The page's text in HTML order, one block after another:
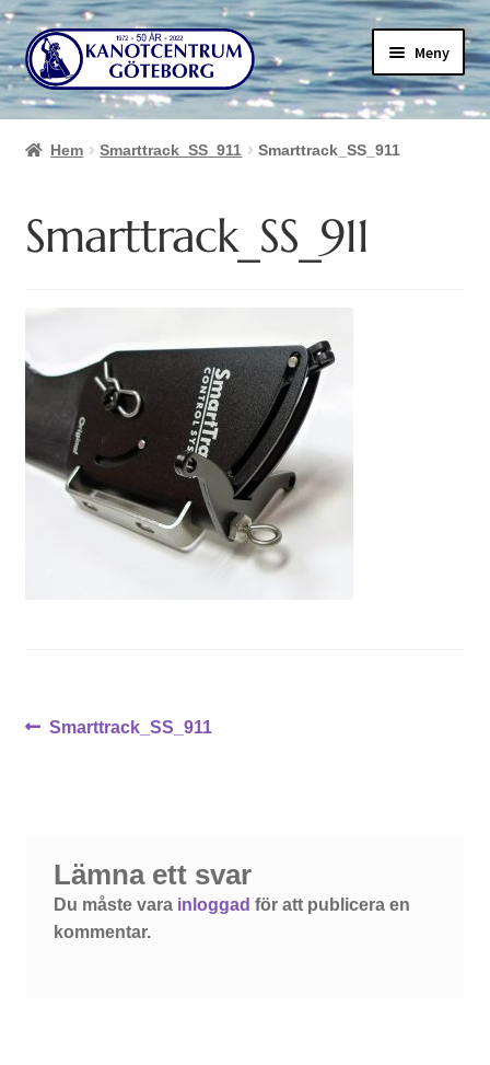
Hoppa
till
navigering
Hoppa
till
innehåll
Meny
Hem Smarttrack_SS_911 Smarttrack_SS_911
Smarttrack_SS_911
Inläggsnavigering
Föregående
Smarttrack_SS_911
Lämna ett svar
Du måste vara inloggad för att publicera en
kommentar.